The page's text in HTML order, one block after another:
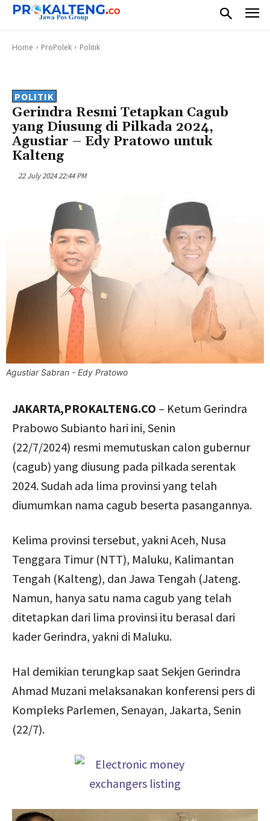
Home ProPolek Politik
POLITIK
Gerindra Resmi Tetapkan Cagub
yang Diusung di Pilkada 2024,
Agustiar – Edy Pratowo untuk
Kalteng
22 July 2024 22:44 PM
Agustiar Sabran - Edy Pratowo
JAKARTA,PROKALTENG.CO – Ketum Gerindra
Prabowo Subianto hari ini, Senin
(22/7/2024) resmi memutuskan calon gubernur
(cagub) yang diusung pada pilkada serentak
2024. Sudah ada lima provinsi yang telah
diumumkan nama cagub beserta pasangannya.
Kelima provinsi tersebut, yakni Aceh, Nusa
Tenggara Timur (NTT), Maluku, Kalimantan
Tengah (Kalteng), dan Jawa Tengah (Jateng.
Namun, hanya satu nama cagub yang telah
ditetapkan dari lima provinsi itu berasal dari
kader Gerindra, yakni di Maluku.
Hal demikian terungkap saat Sekjen Gerindra
Ahmad Muzani melaksanakan konferensi pers di
Kompleks Parlemen, Senayan, Jakarta, Senin
(22/7).